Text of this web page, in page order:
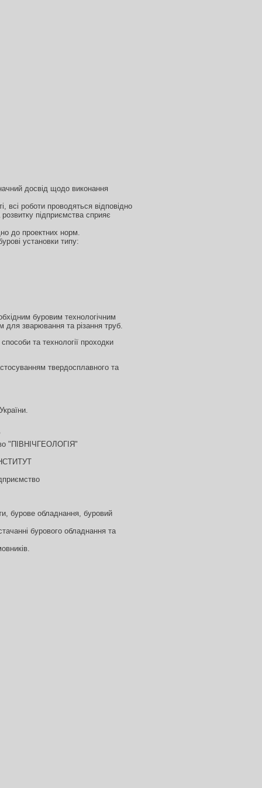
досвід щодо виконання
всі роботи проводяться відповідно
підприємства сприяє
до проектних норм.
установки типу:
буровим технологічним
для зварювання та різання труб.
та технології проходки
твердосплавного та
"ПІВНІЧГЕОЛОГІЯ"
бурове обладнання, буровий
бурового обладнання та